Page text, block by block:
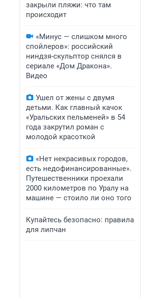
закрыли пляжи: что там
происходит
«Минус — слишком много
спойлеров»: российский
ниндзя-скульптор снялся в
сериале «Дом Дракона».
Видео
Ушел от жены с двумя
детьми. Как главный качок
«Уральских пельменей» в 54
года закрутил роман с
молодой красоткой
«Нет некрасивых городов,
есть недофинансированные».
Путешественники проехали
2000 километров по Уралу на
машине — стоило ли оно того
Купайтесь безопасно: правила
для липчан